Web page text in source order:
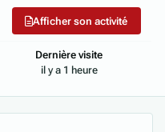
Dernière visite
il y a 1 heure
Afficher son activité